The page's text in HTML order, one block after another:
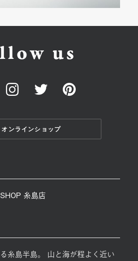
us
オンラインショップ
糸島店
糸島半島。 山と海が程よく近い